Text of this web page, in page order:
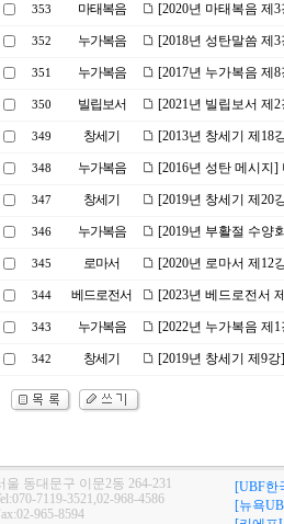
353 마태복음 [2020년 마태복음 제
352 누가복음 [2018년 성탄말씀 제
351 누가복음 [2017년 누가복음 제
350 빌립보서 [2021년 빌립보서 제
349 창세기 [2013년 창세기 제18
348 누가복음 [2016년 성탄 메시지
347 창세기 [2019년 창세기 제20
346 누가복음 [2019년 부활절 수양
345 로마서 [2020년 로마서 제12
344 베드로전서 [2023년 베드로전서
343 누가복음 [2022년 누가복음 제
342 창세기 [2019년 창세기 제9
울 동대문구 이문2동 264-231
7119-3521,02-968-4586
965-8594
[UBF한
[뉴욕